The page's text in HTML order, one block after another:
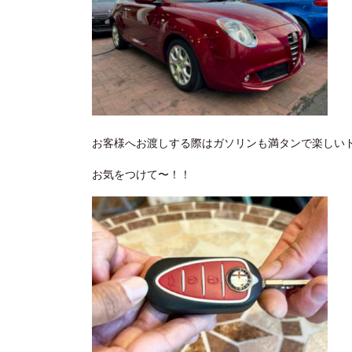
お客様へお渡しする際はガソリンも満タンで楽しい
お気をつけて〜！！